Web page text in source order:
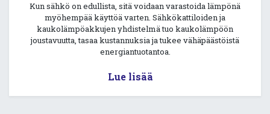
Kun sähkö on edullista, sitä voidaan varastoida lämpönä
myöhempää käyttöä varten. Sähkökattiloiden ja
kaukolämpöakkujen yhdistelmä tuo kaukolämpöön
joustavuutta, tasaa kustannuksia ja tukee vähäpäästöistä
energiantuotantoa.
Lue lisää